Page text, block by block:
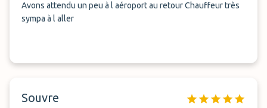
Avons attendu un peu à l aéroport au retour Chauffeur très
sympa à l aller
Souvre